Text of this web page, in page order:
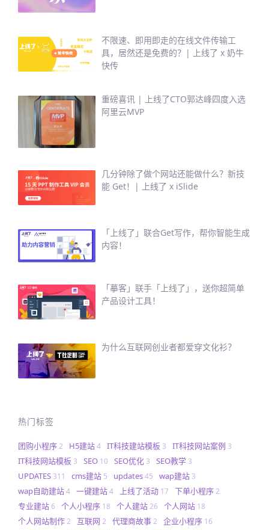
不限速、即用即走的在线文件传输工
具，居然还是免费的？| 上线了 x 奶牛
快传
重磅喜讯 | 上线了CTO郭达峰四度入选
阿里云MVP
几分钟除了做个网站还能做什么？新技
能 Get！| 上线了 x iSlide
「上线了」联合Get写作，帮你智能生成
内容！
「摹客」联手「上线了」，送你超简单
产品设计工具！
为什么互联网创业者都爱穿文化衫？
热门标签
团购小程序2 H5建站4 IT科技建站模板 3 IT科技网站案例 3
IT科技网站模板 3 SEO 10 SEO优化 3 SEO教学 3
UPDATES 311 cms建站 5 updates45 wap建站 3
wap自助建站4 一键建站4 上线了活动 17 下单小程序2
专业建站6 个人小程序 18 个人建站26 个人网站 18
个人网站制作2 互联网 2 代理商故事2 企业小程序 16